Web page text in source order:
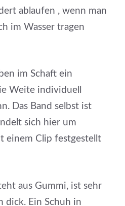
ablaufen , wenn man
im Wasser tragen
im Schaft ein
Weite individuell
Das Band selbst ist
sich hier um
einem Clip festgestellt
aus Gummi, ist sehr
dick. Ein Schuh in